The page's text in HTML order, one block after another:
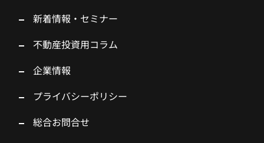
新着情報・セミナー
不動産投資用コラム
企業情報
プライバシーポリシー
総合お問合せ